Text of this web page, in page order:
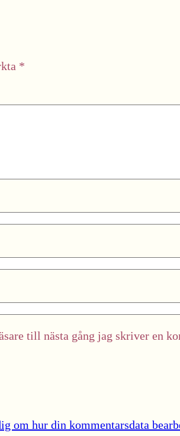
*
till nästa gång jag skriver en
om hur din kommentarsdata